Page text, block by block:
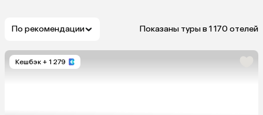
По рекомендации Показаны туры в 1 170 отелей
Кешбэк + 1 279